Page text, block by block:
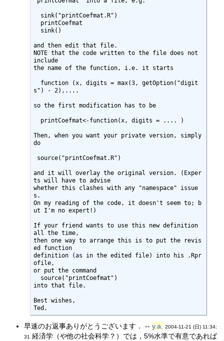
and then edit that file.
NOTE that the code written to the file does not
include
the name of the function, i.e. it starts
s") - 2),....
so the first modification has to be
Then, when you want your private version, simply
do
and it will overlay the original version. (Exper
ts will have to advise
whether this clashes with any "namespace" issue
s.
On my reading of the code, it doesn't seem to; b
ut I'm no expert!)
If your friend wants to use this new definition
all the time,
then one way to arrange this is to put the revis
ed function
definition (as in the edited file) into his .Rpr
ofile,
or put the command
into that file.
Best wishes,
Ted.
早速のお返事ありがとうございます． --y.a.
2004-11-21 (日) 11:34:
31 経済学（や他の社会科学？）では，5%水準で有意であれば